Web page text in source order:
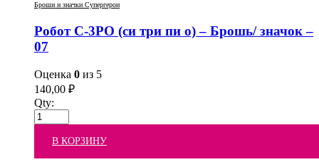
Броши и значки Супергерои
Робот C-3PO (си три пи о) – Брошь/ значок –
07
Оценка 0 из 5
140,00 ₽
Qty:
В КОРЗИНУ